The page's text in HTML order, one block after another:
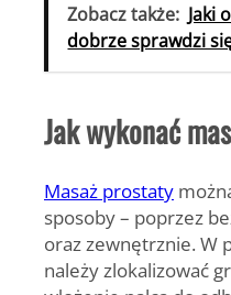
Zobacz także: Jaki
dobrze sprawdzi
Jak wykonać
Masaż prostaty
sposoby – poprzez
oraz zewnętrznie. W
należy zlokalizować